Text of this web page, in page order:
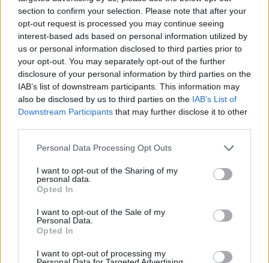
section to confirm your selection. Please note that after your
opt-out request is processed you may continue seeing
interest-based ads based on personal information utilized by
us or personal information disclosed to third parties prior to
your opt-out. You may separately opt-out of the further
disclosure of your personal information by third parties on the
IAB’s list of downstream participants. This information may
also be disclosed by us to third parties on the IAB’s List of
Downstream Participants that may further disclose it to other
Personal Data Processing Opt Outs
I want to opt-out of the Sharing of my
personal data.
Opted In
I want to opt-out of the Sale of my
Personal Data.
Opted In
I want to opt-out of processing my
Pīlādžu marmelāde